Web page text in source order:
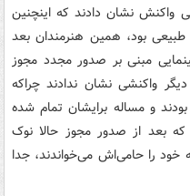
واکنش نشان دادند که اینچنین
بود، همین هنرمندان بعد
مبنی بر صدور مجدد مجوز
واکنشی نشان ندادند چراکه
و مساله برایشان تمام شده
بعد از صدور مجوز حالا نوک
خود را حامی‌اش می‌خواندند، جدا